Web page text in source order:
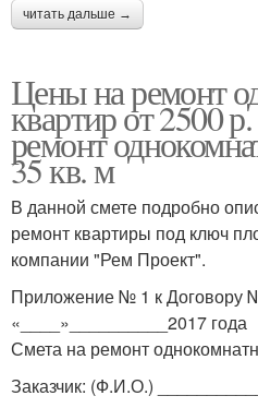
читать дальше →
Цены на ремонт
квартир от 2500
ремонт
35 кв. м
В данной смете подробно
ремонт квартиры под ключ
компании "Рем Проект".
Приложение № 1 к Договору
«____»__________2017 года
Смета на ремонт
Заказчик: (Ф.И.О.)